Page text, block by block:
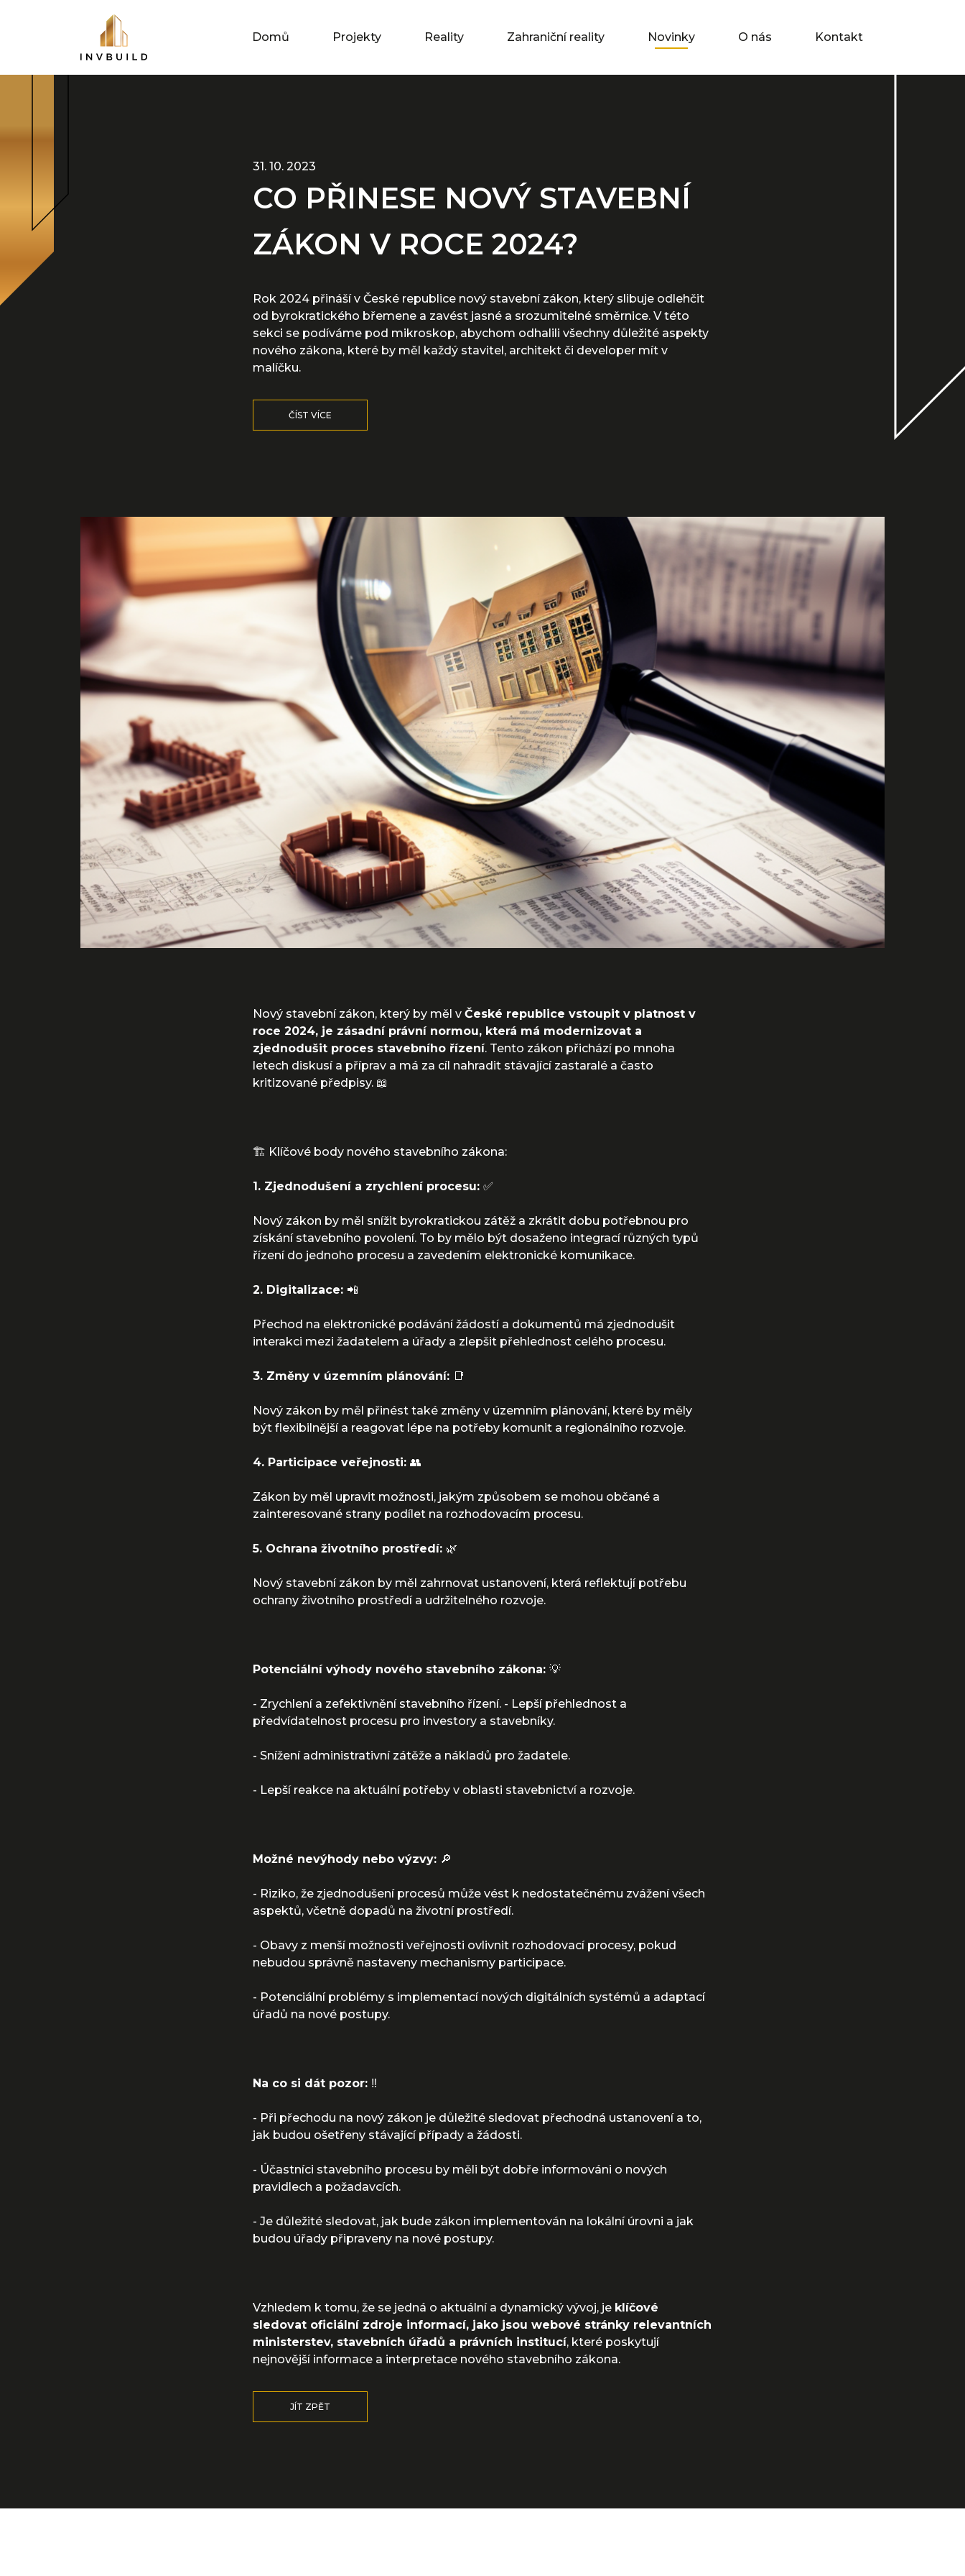
Domů Projekty Reality Zahraniční reality Novinky O nás Kontakt
31. 10. 2023
CO PŘINESE NOVÝ STAVEBNÍ
ZÁKON V ROCE 2024?
Rok 2024 přináší v České republice nový stavební zákon, který slibuje odlehčit
od byrokratického břemene a zavést jasné a srozumitelné směrnice. V této
sekci se podíváme pod mikroskop, abychom odhalili všechny důležité aspekty
nového zákona, které by měl každý stavitel, architekt či developer mít v
malíčku.
ČÍST VÍCE
Nový stavební zákon, který by měl v České republice vstoupit v platnost v
roce 2024, je zásadní právní normou, která má modernizovat a
zjednodušit proces stavebního řízení. Tento zákon přichází po mnoha
letech diskusí a příprav a má za cíl nahradit stávající zastaralé a často
kritizované předpisy. 📖
🏗 Klíčové body nového stavebního zákona:
1. Zjednodušení a zrychlení procesu: ✅
Nový zákon by měl snížit byrokratickou zátěž a zkrátit dobu potřebnou pro
získání stavebního povolení. To by mělo být dosaženo integrací různých typů
řízení do jednoho procesu a zavedením elektronické komunikace.
2. Digitalizace: 📲
Přechod na elektronické podávání žádostí a dokumentů má zjednodušit
interakci mezi žadatelem a úřady a zlepšit přehlednost celého procesu.
3. Změny v územním plánování: 📑
Nový zákon by měl přinést také změny v územním plánování, které by měly
být flexibilnější a reagovat lépe na potřeby komunit a regionálního rozvoje.
4. Participace veřejnosti: 👥
Zákon by měl upravit možnosti, jakým způsobem se mohou občané a
zainteresované strany podílet na rozhodovacím procesu.
5. Ochrana životního prostředí: 🌿
Nový stavební zákon by měl zahrnovat ustanovení, která reflektují potřebu
ochrany životního prostředí a udržitelného rozvoje.
Potenciální výhody nového stavebního zákona: 💡
- Zrychlení a zefektivnění stavebního řízení. - Lepší přehlednost a
předvídatelnost procesu pro investory a stavebníky.
- Snížení administrativní zátěže a nákladů pro žadatele.
- Lepší reakce na aktuální potřeby v oblasti stavebnictví a rozvoje.
Možné nevýhody nebo výzvy: 🔎
- Riziko, že zjednodušení procesů může vést k nedostatečnému zvážení všech
aspektů, včetně dopadů na životní prostředí.
- Obavy z menší možnosti veřejnosti ovlivnit rozhodovací procesy, pokud
nebudou správně nastaveny mechanismy participace.
- Potenciální problémy s implementací nových digitálních systémů a adaptací
úřadů na nové postupy.
Na co si dát pozor: ‼️
- Při přechodu na nový zákon je důležité sledovat přechodná ustanovení a to,
jak budou ošetřeny stávající případy a žádosti.
- Účastníci stavebního procesu by měli být dobře informováni o nových
pravidlech a požadavcích.
- Je důležité sledovat, jak bude zákon implementován na lokální úrovni a jak
budou úřady připraveny na nové postupy.
Vzhledem k tomu, že se jedná o aktuální a dynamický vývoj, je klíčové
sledovat oficiální zdroje informací, jako jsou webové stránky relevantních
ministerstev, stavebních úřadů a právních institucí, které poskytují
nejnovější informace a interpretace nového stavebního zákona.
JÍT ZPĚT